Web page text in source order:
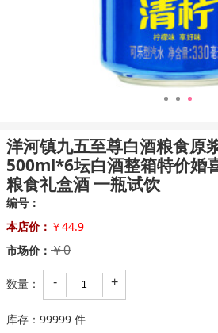
1 2 3
洋河镇九五至尊白酒粮食原
500ml*6坛白酒整箱特价婚
粮食礼盒酒 一瓶试饮
编号：
本店价： ￥44.9
市场价： ￥0
数量： - +
库存： 99999 件